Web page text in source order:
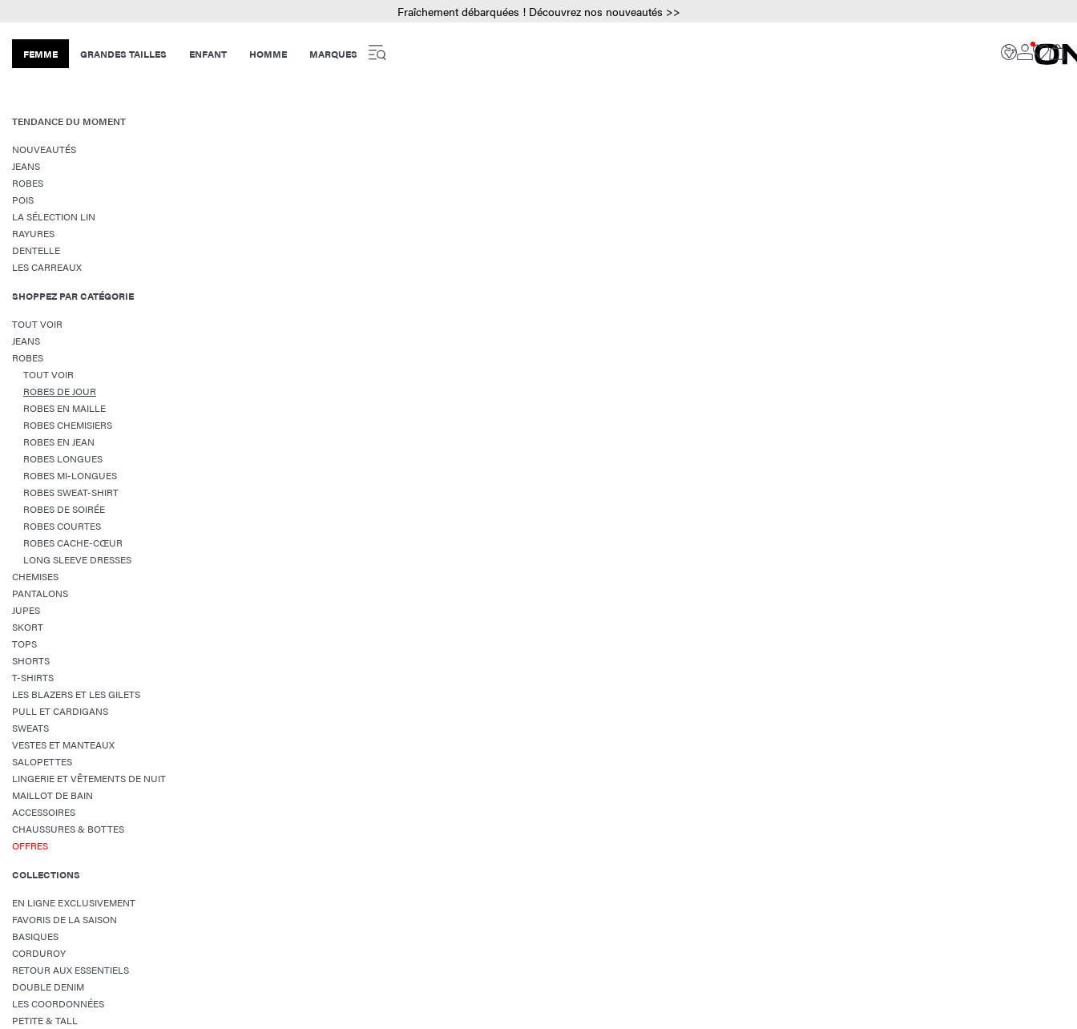
Fraîchement débarquées ! Découvrez nos nouveautés >>
FEMME GRANDES TAILLES ENFANT HOMME MARQUES
TENDANCE DU MOMENT
NOUVEAUTÉS
JEANS
ROBES
POIS
LA SÉLECTION LIN
RAYURES
DENTELLE
LES CARREAUX
SHOPPEZ PAR CATÉGORIE
TOUT VOIR
JEANS
ROBES
TOUT VOIR
ROBES DE JOUR
ROBES EN MAILLE
ROBES CHEMISIERS
ROBES EN JEAN
ROBES LONGUES
ROBES MI-LONGUES
ROBES SWEAT-SHIRT
ROBES DE SOIRÉE
ROBES COURTES
ROBES CACHE-CŒUR
LONG SLEEVE DRESSES
CHEMISES
PANTALONS
JUPES
SKORT
TOPS
SHORTS
T-SHIRTS
LES BLAZERS ET LES GILETS
PULL ET CARDIGANS
SWEATS
VESTES ET MANTEAUX
SALOPETTES
LINGERIE ET VÊTEMENTS DE NUIT
MAILLOT DE BAIN
ACCESSOIRES
CHAUSSURES & BOTTES
OFFRES
COLLECTIONS
EN LIGNE EXCLUSIVEMENT
FAVORIS DE LA SAISON
BASIQUES
CORDUROY
RETOUR AUX ESSENTIELS
DOUBLE DENIM
LES COORDONNÉES
PETITE & TALL